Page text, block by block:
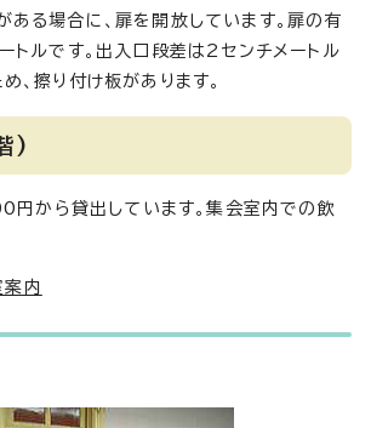
ある場合に、扉を開放しています。扉の有
トルです。出入口段差は2センチメートル
、擦り付け板があります。
)
から貸出しています。集会室内での飲
内